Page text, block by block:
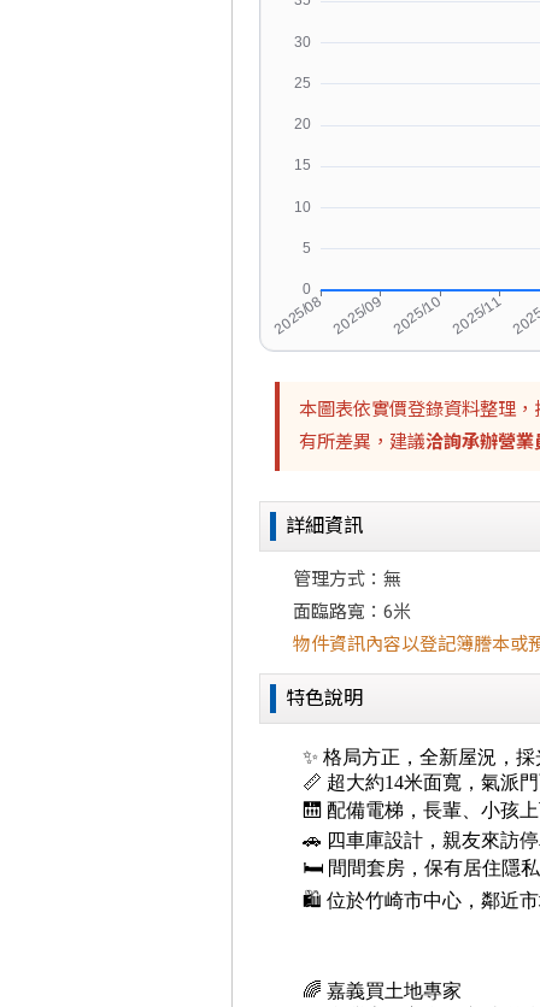
本圖表依實價登錄資料整理
有所差異，建議洽詢承辦營業
詳細資訊
管理方式：無
面臨路寬：6米
物件資訊內容以登記簿謄本或
特色說明